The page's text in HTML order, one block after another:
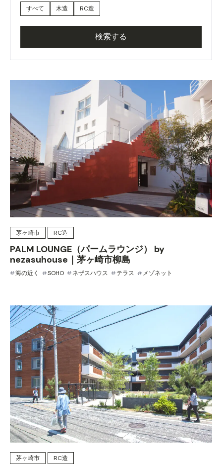
すべて 木造 RC造
検索する
茅ヶ崎市 RC造
PALM LOUNGE（パームラウンジ） by
nezasuhouse｜茅ヶ崎市柳島
海の近く SOHO ネザスハウス テラス メゾネット
茅ヶ崎市 RC造